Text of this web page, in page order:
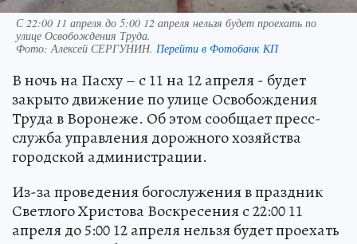
С 22:00 11 апреля до 5:00 12 апреля нельзя будет проехать по
улице Освобождения Труда.
Фото:Алексей СЕРГУНИН. Перейти в Фотобанк КП
В ночь на Пасху – с 11 на 12 апреля - будет
закрыто движение по улице Освобождения
Труда в Воронеже. Об этом сообщает пресс-
служба управления дорожного хозяйства
городской администрации.
Из-за проведения богослужения в праздник
Светлого Христова Воскресения с 22:00 11
апреля до 5:00 12 апреля нельзя будет проехать